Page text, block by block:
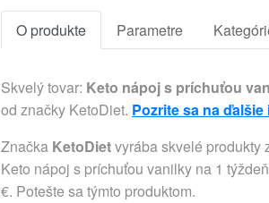
O produkte Parametre
Skvelý tovar: Keto nápoj s príchuťou
od značky KetoDiet. Pozrite sa na
Značka KetoDietvyrába skvelé produkty
Keto nápoj s príchuťou vanilky na 1
€. Potešte sa týmto produktom.